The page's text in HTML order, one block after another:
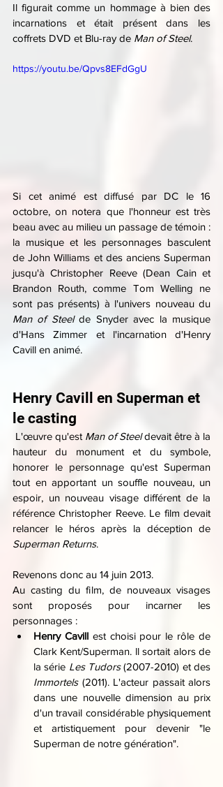
Il figurait comme un hommage à bien des
incarnations et était présent dans les
coffrets DVD et Blu-ray de Man of Steel.
https://youtu.be/Qpvs8EFdGgU
Si cet animé est diffusé par DC le 16
octobre, on notera que l'honneur est très
beau avec au milieu un passage de témoin :
la musique et les personnages basculent
de John Williams et des anciens Superman
jusqu'à Christopher Reeve (Dean Cain et
Brandon Routh, comme Tom Welling ne
Man of Steel de Snyder avec la musique
d'Hans Zimmer et l'incarnation d'Henry
Cavill en animé.
Henry Cavill en Superman et
le casting
L'œuvre qu'est Man of Steel devait être à la
hauteur du monument et du symbole,
honorer le personnage qu'est Superman
tout en apportant un souffle nouveau, un
espoir, un nouveau visage différent de la
référence Christopher Reeve. Le film devait
Superman Returns.
Revenons donc au 14 juin 2013.
Au casting du film, de nouveaux visages
sont proposés pour incarner les
personnages :
Henry Cavill est choisi pour le rôle de
Clark Kent/Superman. ll sortait alors de
la série Les Tudors
Immortels (2011). L'acteur passait alors
dans une nouvelle dimension au prix
d'un travail considérable physiquement
et artistiquement pour devenir "le
Superman de notre génération".